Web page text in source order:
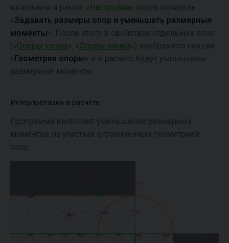
включаем в рамке « Настройка» переключатель
« Задавать размеры опор и уменьшать размерные
моменты». После этого в свойствах отдельных опор
(« Опоры узлов», « Опоры линий») изобразится секция
« Геометрия опоры» и в расчёте будут уменьшены
размерные моменты.
Интерпретация в расчёте
Программа выполнит уменьшение размерных
моментов на участках ограниченных геометрией
опор.